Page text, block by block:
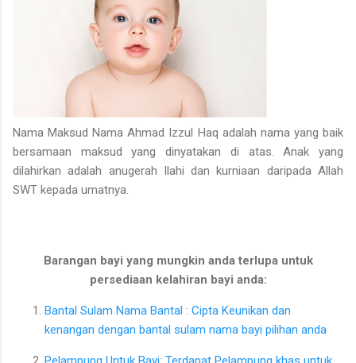
Nama Maksud Nama Ahmad Izzul Haq adalah nama yang baik
bersamaan maksud yang dinyatakan di atas. Anak yang
dilahirkan adalah anugerah Ilahi dan kurniaan daripada Allah
SWT kepada umatnya.
Barangan bayi yang mungkin anda terlupa untuk
persediaan kelahiran bayi anda:
Bantal Sulam Nama Bantal : Cipta Keunikan dan
kenangan dengan bantal sulam nama bayi pilihan anda